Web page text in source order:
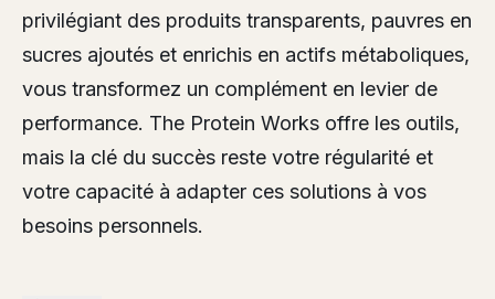
privilégiant des produits transparents, pauvres en
sucres ajoutés et enrichis en actifs métaboliques,
vous transformez un complément en levier de
performance. The Protein Works offre les outils,
mais la clé du succès reste votre régularité et
votre capacité à adapter ces solutions à vos
besoins personnels.